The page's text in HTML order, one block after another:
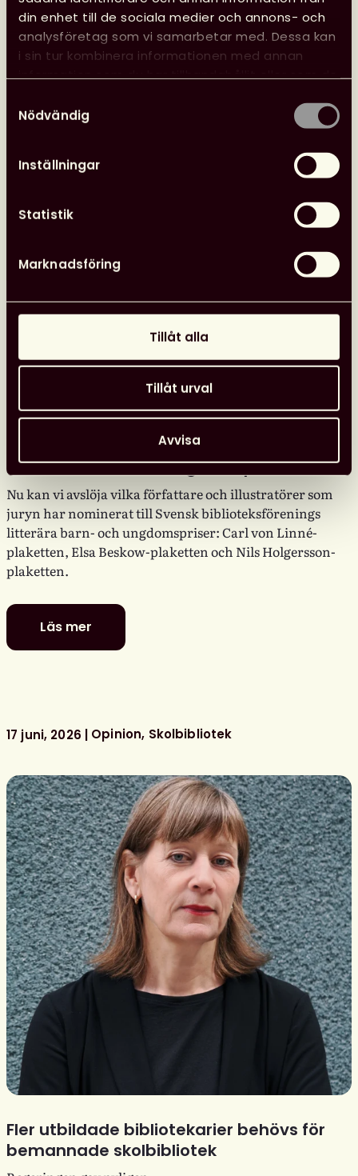
din enhet till de sociala medier och annons- och
analysföretag som vi samarbetar med. Dessa kan
i sin tur kombinera informationen med annan
information som du har tillhandahållit eller som de
Nödvändig
Inställningar
Statistik
Marknadsföring
Tillåt alla
Tillåt urval
Avvisa
kansliet
24 juni, 2026
Nyheter
De är nominerade till föreningens
litterära barn- och ungdomspriser
Nu kan vi avslöja vilka författare och illustratörer som
juryn har nominerat till Svensk biblioteksförenings
litterära barn- och ungdomspriser: Carl von Linné-
plaketten, Elsa Beskow-plaketten och Nils Holgersson-
plaketten.
Läs mer
De
är
litterära
ungdomspriser
17 juni, 2026 Opinion Skolbibliotek
Fler utbildade bibliotekarier behövs för
bemannade skolbibliotek